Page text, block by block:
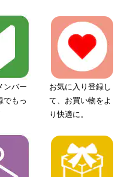
ンバー
でもっ
お気に入り登録し
て、お買い物をよ
り快適に。